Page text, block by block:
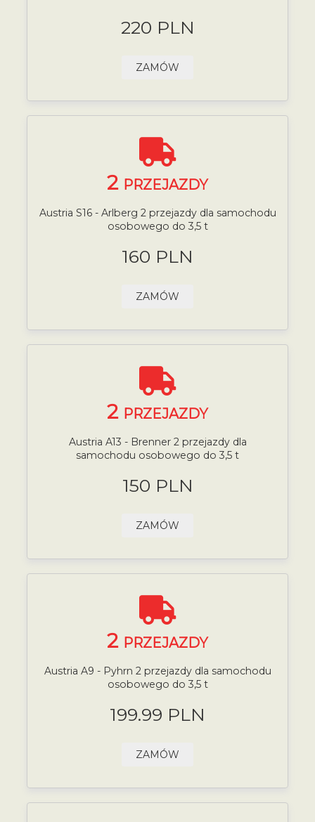
220 PLN
ZAMÓW
2 PRZEJAZDY
Austria S16 - Arlberg 2 przejazdy dla samochodu
osobowego do 3,5 t
160 PLN
ZAMÓW
2 PRZEJAZDY
Austria A13 - Brenner 2 przejazdy dla
samochodu osobowego do 3,5 t
150 PLN
ZAMÓW
2 PRZEJAZDY
Austria A9 - Pyhrn 2 przejazdy dla samochodu
osobowego do 3,5 t
199.99 PLN
ZAMÓW